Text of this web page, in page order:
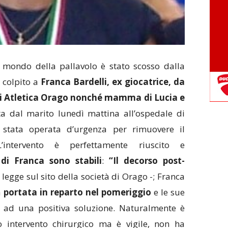
della pallavolo è stato scosso dalla
a Franca Bardelli, ex giocatrice, da
Orago nonché mamma di Lucia e
dal marito lunedì mattina all’ospedale di
operata d’urgenza per rimuovere il
è perfettamente riuscito e
Franca sono stabili: “Il decorso post-
sul sito della società di Orago -; Franca
portata in reparto nel pomeriggio e le sue
una positiva soluzione. Naturalmente è
chirurgico ma è vigile, non ha